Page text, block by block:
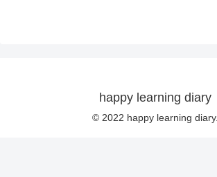
happy learning diary
© 2022 happy learning diary.